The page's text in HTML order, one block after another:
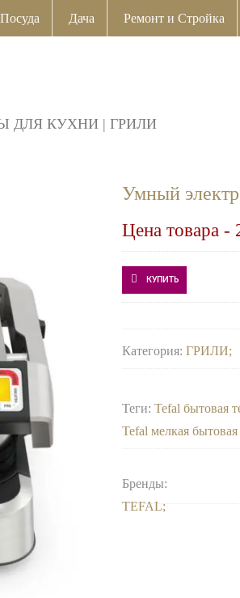
Посуда Дача Ремонт и Стройка
ДЛЯ КУХНИ |ГРИЛИ
Умный
Цена товара -
КУПИТЬ
Категория:ГРИЛИ
Теги:Tefal бытовая
Tefal мелкая бытовая
Бренды:
TEFAL